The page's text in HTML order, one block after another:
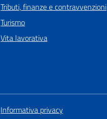
Tributi, finanze e contravvenzioni
Turismo
Vita lavorativa
Informativa privacy